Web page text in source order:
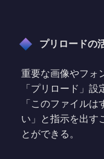
プリロードの
重要な画像やフォ
「プリロード」
「このファイル
い」と指示を出す
とができる。